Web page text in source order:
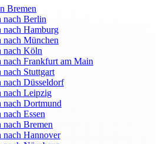
Bremen
nach Berlin
nach Hamburg
München
nach Köln
Frankfurt am Main
Stuttgart
Düsseldorf
nach Leipzig
nach Dortmund
Essen
Bremen
nach Hannover